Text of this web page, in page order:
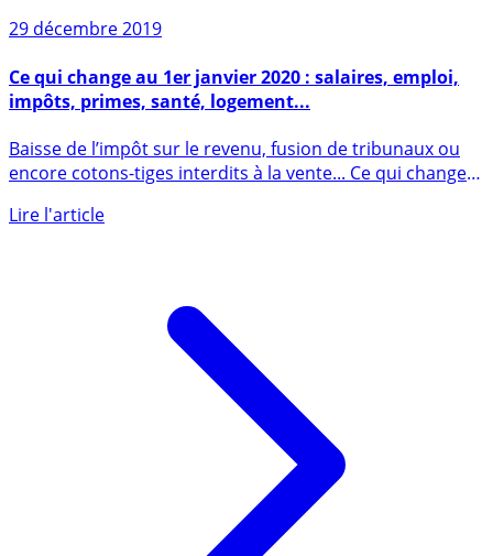
Sur le même sujet
Ce qui change au 1er janvier 2020 : salaires, emploi,
Baisse de l’impôt sur le revenu, fusion de tribunaux ou
encore cotons-tiges interdits à la vente... Ce qui change
au (...)